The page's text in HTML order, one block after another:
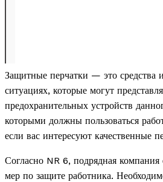
Защитные перчатки — это средства
ситуациях, которые могут
предохранительных устройств
которыми должны пользоваться
если вас интересуют качественные
Согласно NR 6, подрядная компания
мер по защите работника.